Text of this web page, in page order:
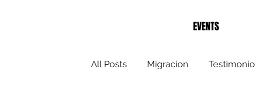
EVENTS
All Posts Migracion Testimonio